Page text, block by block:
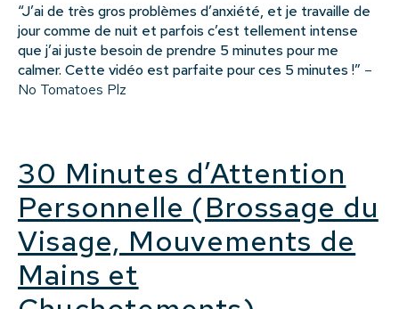
“J’ai de très gros problèmes d’anxiété, et je travaille de
jour comme de nuit et parfois c’est tellement intense
que j’ai juste besoin de prendre 5 minutes pour me
calmer. Cette vidéo est parfaite pour ces 5 minutes !” –
No Tomatoes Plz
30 Minutes d’Attention
Personnelle (Brossage du
Visage, Mouvements de
Mains et